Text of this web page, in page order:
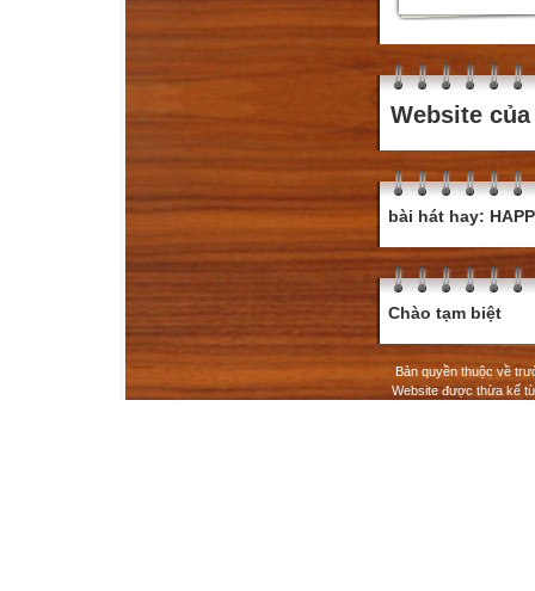
Website
bài hát hay:
Chào tạm biệt
Bản quyền thuộc về
Website được thừa kế